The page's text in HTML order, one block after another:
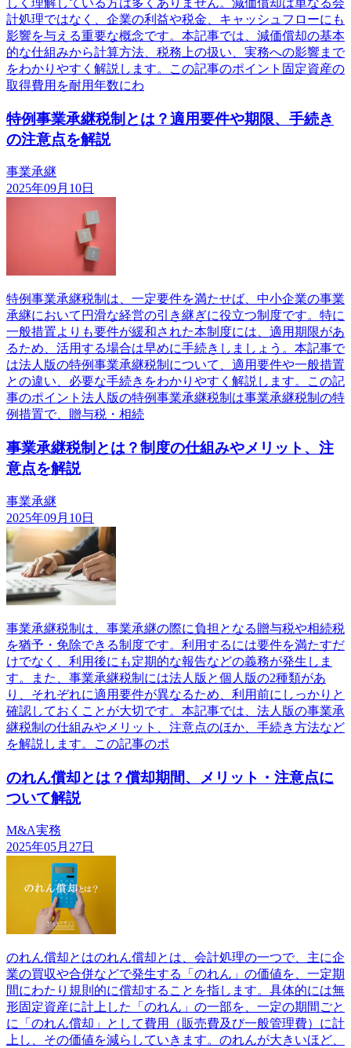
しく理解している方は多くありません。減価償却は単なる会
計処理ではなく、企業の利益や税金、キャッシュフローにも
影響を与える重要な概念です。本記事では、減価償却の基本
的な仕組みから計算方法、税務上の扱い、実務への影響まで
をわかりやすく解説します。この記事のポイント固定資産の
取得費用を耐用年数にわ
特例事業承継税制とは？適用要件や期限、手続き
の注意点を解説
事業承継
2025年09月10日
特例事業承継税制は、一定要件を満たせば、中小企業の事業
承継において円滑な経営の引き継ぎに役立つ制度です。特に
一般措置よりも要件が緩和された本制度には、適用期限があ
るため、活用する場合は早めに手続きしましょう。本記事で
は法人版の特例事業承継税制について、適用要件や一般措置
との違い、必要な手続きをわかりやすく解説します。この記
事のポイント法人版の特例事業承継税制は事業承継税制の特
例措置で、贈与税・相続
事業承継税制とは？制度の仕組みやメリット、注
意点を解説
事業承継
2025年09月10日
事業承継税制は、事業承継の際に負担となる贈与税や相続税
を猶予・免除できる制度です。利用するには要件を満たすだ
けでなく、利用後にも定期的な報告などの義務が発生しま
す。また、事業承継税制には法人版と個人版の2種類があ
り、それぞれに適用要件が異なるため、利用前にしっかりと
確認しておくことが大切です。本記事では、法人版の事業承
継税制の仕組みやメリット、注意点のほか、手続き方法など
を解説します。この記事のポ
のれん償却とは？償却期間、メリット・注意点に
ついて解説
M&A実務
2025年05月27日
のれん償却とはのれん償却とは、会計処理の一つで、主に企
業の買収や合併などで発生する「のれん」の価値を、一定期
間にわたり規則的に償却することを指します。具体的には無
形固定資産に計上した「のれん」の一部を、一定の期間ごと
に「のれん償却」として費用（販売費及び一般管理費）に計
上し、その価値を減らしていきます。のれんが大きいほど、